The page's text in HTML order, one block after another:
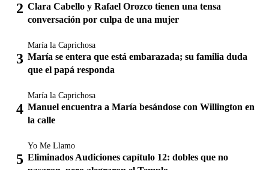
Clara Cabello y Rafael Orozco tienen una tensa
conversación por culpa de una mujer
María la Caprichosa
María se entera que está embarazada; su familia duda
que el papá responda
María la Caprichosa
Manuel encuentra a María besándose con Willington en
la calle
Yo Me Llamo
Eliminados Audiciones capítulo 12: dobles que no